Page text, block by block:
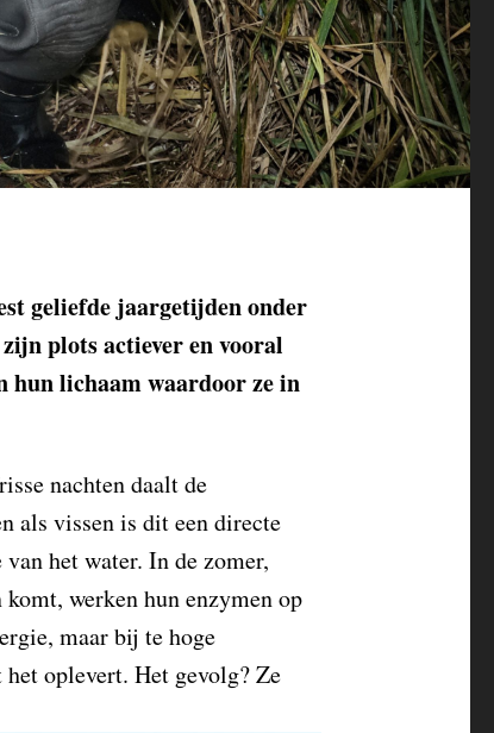
geliefde jaargetijden onder
plots actiever en vooral
lichaam waardoor ze in
nachten daalt de
als vissen is dit een directe
het water. In de zomer,
werken hun enzymen op
maar bij te hoge
oplevert. Het gevolg? Ze